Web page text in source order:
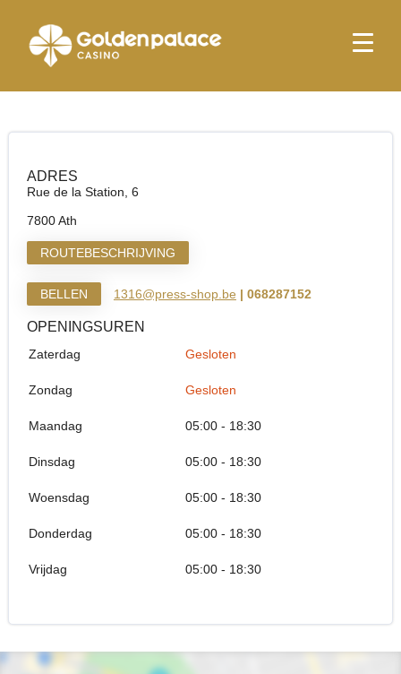
Startpagina
ADRES
Rue de la Station, 6
7800 Ath
ROUTEBESCHRIJVING
BELLEN 1316@press-shop.be | 068287152
OPENINGSUREN
Zaterdag Gesloten
Zondag Gesloten
Maandag 05:00 - 18:30
Dinsdag 05:00 - 18:30
Woensdag 05:00 - 18:30
Donderdag 05:00 - 18:30
Vrijdag 05:00 - 18:30